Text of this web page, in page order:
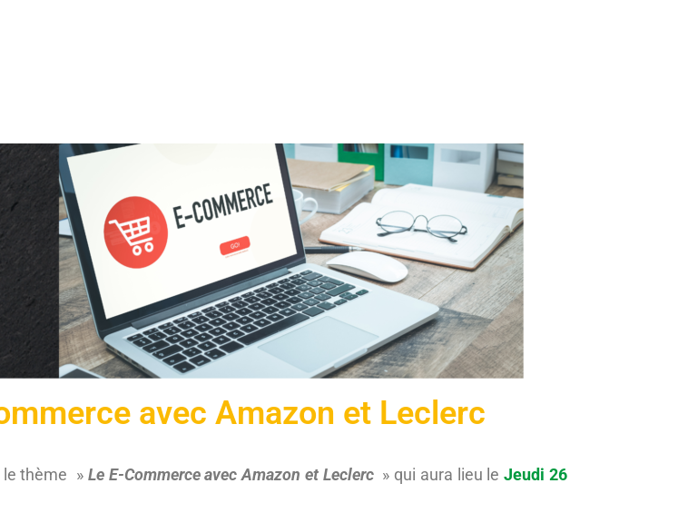
avec Amazon et Leclerc
le thème » Le E-Commerce avec Amazon et Leclerc » qui aura lieu le Jeudi 26